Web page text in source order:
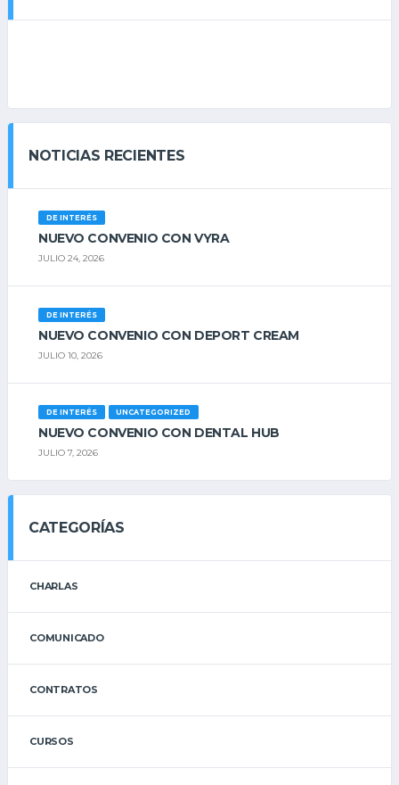
NOTICIAS RECIENTES
DE INTERÉS
NUEVO CONVENIO CON VYRA
JULIO 24, 2026
DE INTERÉS
NUEVO CONVENIO CON DEPORT CREAM
JULIO 10, 2026
DE INTERÉS UNCATEGORIZED
NUEVO CONVENIO CON DENTAL HUB
JULIO 7, 2026
CATEGORÍAS
CHARLAS
COMUNICADO
CONTRATOS
CURSOS